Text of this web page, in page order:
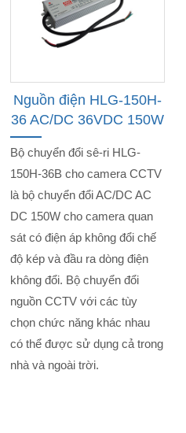
Nguồn điện HLG-150H-
36 AC/DC 36VDC 150W
Bộ chuyển đổi sê-ri HLG-
150H-36B cho camera CCTV
là bộ chuyển đổi AC/DC AC
DC 150W cho camera quan
sát có điện áp không đổi chế
độ kép và đầu ra dòng điện
không đổi. Bộ chuyển đổi
nguồn CCTV với các tùy
chọn chức năng khác nhau
có thể được sử dụng cả trong
nhà và ngoài trời.